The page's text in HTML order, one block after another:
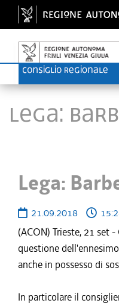
Lega:
Lega:
21.09.2018
(ACON) Trieste, 21 set
questione
anche in possesso di
In particolare il